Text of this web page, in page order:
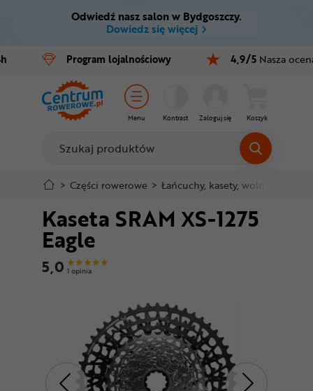
Ctrl M
Menu główne
Informacje o produkcie
Do koszyka
Szczegółowe informacje
Stopka
Mapa strony
Odwiedź nasz salon w Bydgoszczy.
Dowiedz się więcej
Program lojalnościowy 4,9/5 Nasza
Menu Kontrast Zaloguj się Koszyk
Rowery
E-bike
Części
Akcesoria
Odzież
Kaski
Buty
Nowości
Superoferta
> Części rowerowe > Łańcuchy, kasety, wolnobiegi
Kaseta SRAM XS-1275
Eagle
5,0 1 opinia